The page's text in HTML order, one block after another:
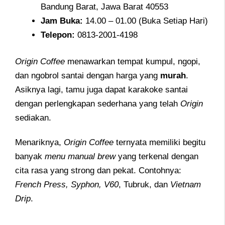
Bandung Barat, Jawa Barat 40553
Jam Buka: 14.00 – 01.00 (Buka Setiap Hari)
Telepon: 0813-2001-4198
Origin Coffee menawarkan tempat kumpul, ngopi,
dan ngobrol santai dengan harga yang murah.
Asiknya lagi, tamu juga dapat karakoke santai
dengan perlengkapan sederhana yang telah Origin
sediakan.
Menariknya, Origin Coffee ternyata memiliki begitu
banyak menu manual brewyang terkenal dengan
cita rasa yang strong dan pekat. Contohnya:
French Press, Syphon, V60, Tubruk, dan Vietnam
Drip.